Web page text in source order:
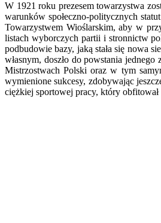
W 1921 roku prezesem towarzystwa
warunków społeczno-politycznych
Towarzystwem Wioślarskim, aby w
listach wyborczych partii i stronnictw
podbudowie bazy, jaką stała się nowa
własnym, doszło do powstania
Mistrzostwach Polski oraz w tym
wymienione sukcesy, zdobywając
ciężkiej sportowej pracy, który